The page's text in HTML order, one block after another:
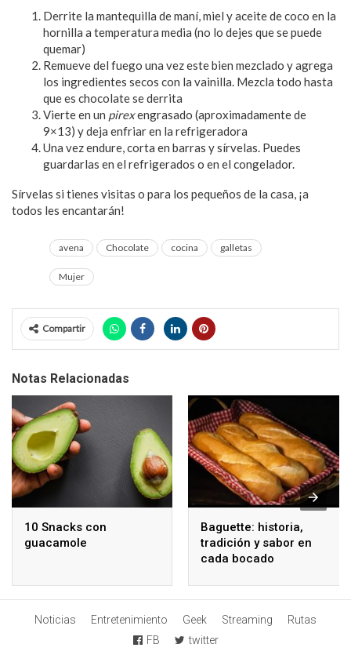
Derrite la mantequilla de maní, miel y aceite de coco en la
hornilla a temperatura media (no lo dejes que se puede
quemar)
Remueve del fuego una vez este bien mezclado y agrega
los ingredientes secos con la vainilla. Mezcla todo hasta
que es chocolate se derrita
Vierte en un pirexengrasado (aproximadamente de
9×13) y deja enfriar en la refrigeradora
Una vez endure, corta en barras y sírvelas. Puedes
guardarlas en el refrigerados o en el congelador.
Sírvelas si tienes visitas o para los pequeños de la casa, ¡a
todos les encantarán!
avena Chocolate cocina galletas
Mujer
Compartir
Notas Relacionadas
10 Snacks con
guacamole
Baguette: historia,
tradición y sabor en
cada bocado
Noticias Entretenimiento Geek Streaming
Rutas
FB
twitter